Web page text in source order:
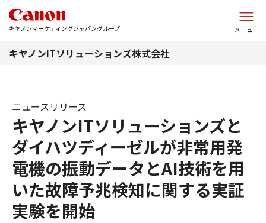
キヤノンマーケティングジャパングループ メニュー
キヤノンITソリューションズ株式会社
キヤノンITソリューションズと
ダイハツディーゼルが非常用発
電機の振動データとAI技術を用
いた故障予兆検知に関する実証
実験を開始
ニュースリリース